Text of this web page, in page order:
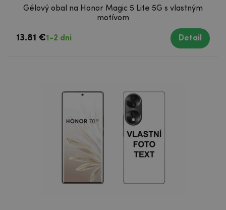
Gélový obal na Honor Magic 5 Lite 5G s vlastným
motívom
13.81 €1-2 dni Detail